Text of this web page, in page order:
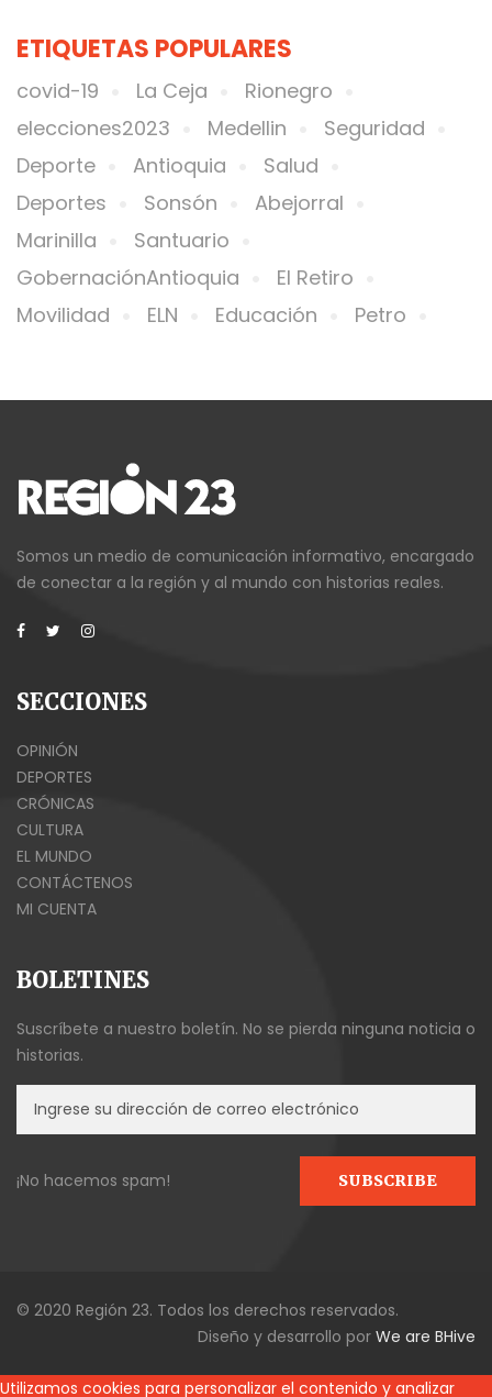
ETIQUETAS POPULARES
covid-19 La Ceja
Rionegro
elecciones2023
Medellin
Seguridad
Deporte
Antioquia
Salud
Deportes
Sonsón
Abejorral
Marinilla
Santuario
GobernaciónAntioquia
El Retiro
Movilidad
ELN Educación Petro
Somos un medio de comunicación informativo, encargado
de conectar a la región y al mundo con historias reales.
SECCIONES
OPINIÓN
DEPORTES
CRÓNICAS
CULTURA
EL MUNDO
CONTÁCTENOS
MI CUENTA
BOLETINES
Suscríbete a nuestro boletín. No se pierda ninguna noticia o
historias.
¡No hacemos spam!
© 2020 Región 23. Todos los derechos reservados.
Diseño y desarrollo por We are BHive
Utilizamos cookies para personalizar el contenido y analizar